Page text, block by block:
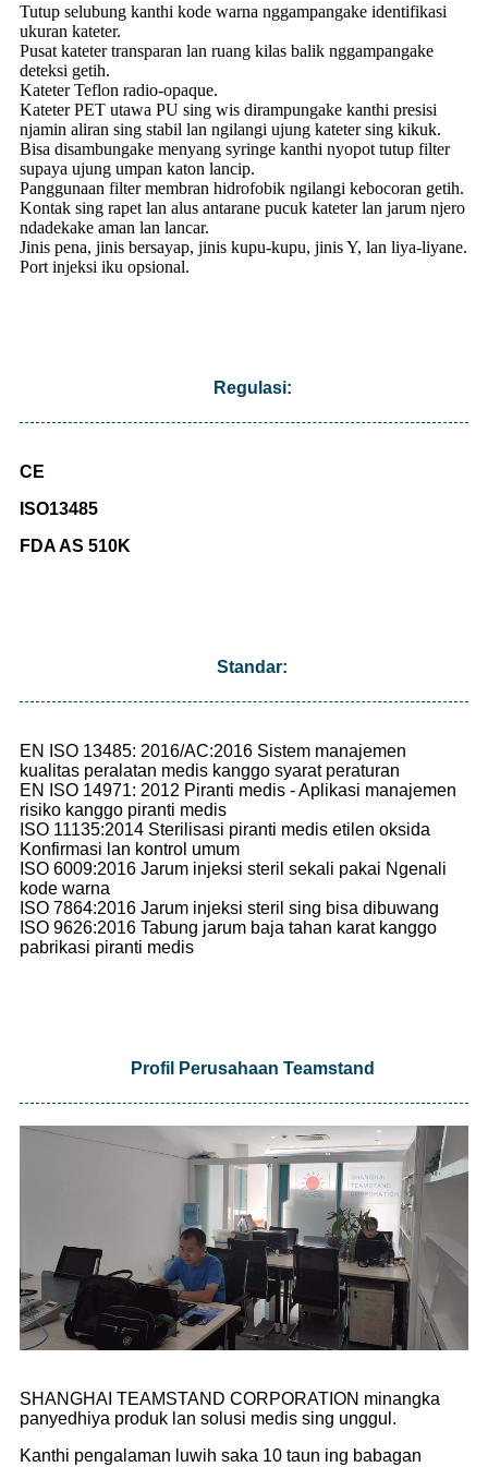
Tutup selubung kanthi kode warna nggampangake identifikasi
ukuran kateter.
Pusat kateter transparan lan ruang kilas balik nggampangake
deteksi getih.
Kateter Teflon radio-opaque.
Kateter PET utawa PU sing wis dirampungake kanthi presisi
njamin aliran sing stabil lan ngilangi ujung kateter sing kikuk.
Bisa disambungake menyang syringe kanthi nyopot tutup filter
supaya ujung umpan katon lancip.
Panggunaan filter membran hidrofobik ngilangi kebocoran getih.
Kontak sing rapet lan alus antarane pucuk kateter lan jarum njero
ndadekake aman lan lancar.
Jinis pena, jinis bersayap, jinis kupu-kupu, jinis Y, lan liya-liyane.
Port injeksi iku opsional.
Regulasi:
CE
ISO13485
FDA AS 510K
Standar:
EN ISO 13485: 2016/AC:2016 Sistem manajemen
kualitas peralatan medis kanggo syarat peraturan
EN ISO 14971: 2012 Piranti medis - Aplikasi manajemen
risiko kanggo piranti medis
ISO 11135:2014 Sterilisasi piranti medis etilen oksida
Konfirmasi lan kontrol umum
ISO 6009:2016 Jarum injeksi steril sekali pakai Ngenali
kode warna
ISO 7864:2016 Jarum injeksi steril sing bisa dibuwang
ISO 9626:2016 Tabung jarum baja tahan karat kanggo
pabrikasi piranti medis
Profil Perusahaan Teamstand
SHANGHAI TEAMSTAND CORPORATION minangka
panyedhiya produk lan solusi medis sing unggul.
Kanthi pengalaman luwih saka 10 taun ing babagan